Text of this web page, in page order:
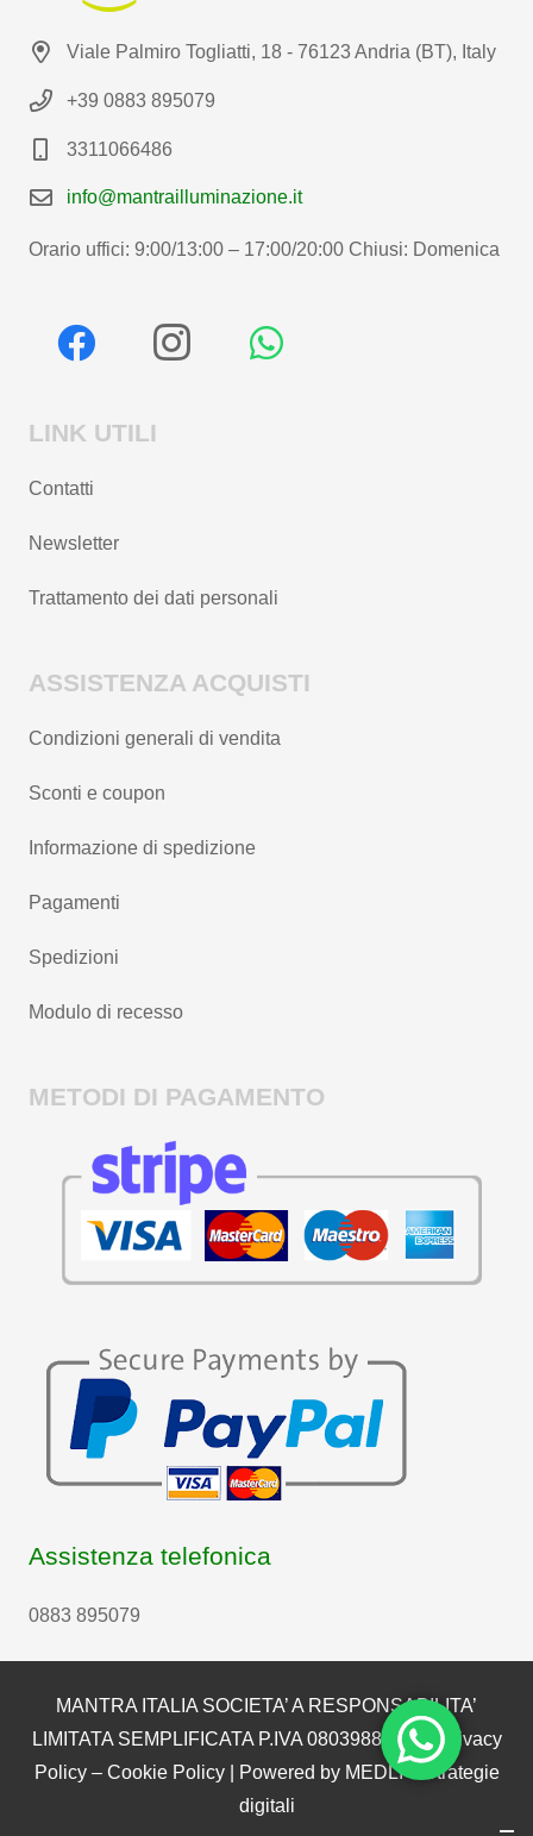
Viale Palmiro Togliatti, 18 - 76123 Andria (BT), Italy
+39 0883 895079
3311066486
info@mantrailluminazione.it
Orario uffici: 9:00/13:00 – 17:00/20:00 Chiusi: Domenica
LINK UTILI
Contatti
Newsletter
Trattamento dei dati personali
ASSISTENZA ACQUISTI
Condizioni generali di vendita
Sconti e coupon
Informazione di spedizione
Pagamenti
Spedizioni
Modulo di recesso
METODI DI PAGAMENTO
Assistenza telefonica
0883 895079
MANTRA ITALIA SOCIETA’ A RESPONSABILITA’
LIMITATA SEMPLIFICATA P.IVA 08039880722 | Privacy
Policy– Cookie Policy| Powered by MEDLI – Strategie
digitali